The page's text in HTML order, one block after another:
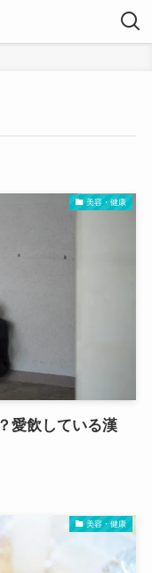
美容・健康
愛飲している漢
美容・健康